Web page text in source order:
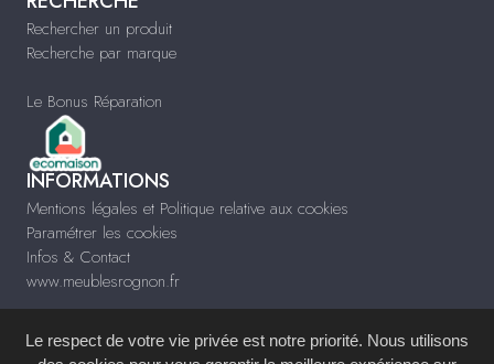
Rechercher un produit
Recherche par marque
Le Bonus Réparation
INFORMATIONS
Mentions légales et Politique relative aux cookies
Paramétrer les cookies
Infos & Contact
www.meublesrognon.fr
Le respect de votre vie privée est notre priorité. Nous utilisons